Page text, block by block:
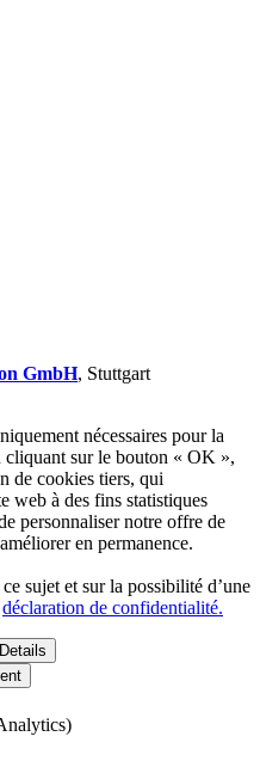
GmbH, Stuttgart
nécessaires pour la
cliquant sur le bouton « OK »,
de cookies tiers, qui
web à des fins statistiques
personnaliser notre offre de
en permanence.
sujet et sur la possibilité d’une
déclaration de confidentialité.
Details